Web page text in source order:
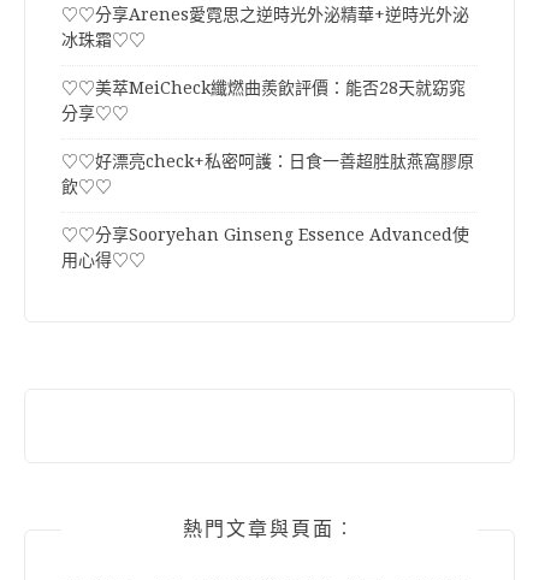
♡♡分享Arenes愛霓思之逆時光外泌精華+逆時光外泌
冰珠霜♡♡
♡♡美萃MeiCheck纖燃曲羨飲評價：能否28天就窈窕
分享♡♡
♡♡好漂亮check+私密呵護：日食一善超胜肽燕窩膠原
飲♡♡
♡♡分享Sooryehan Ginseng Essence Advanced使
用心得♡♡
熱門文章與頁面︰